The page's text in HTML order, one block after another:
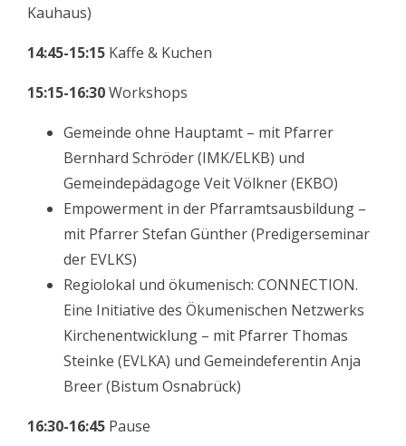
Kauhaus)
14:45-15:15 Kaffe & Kuchen
15:15-16:30Workshops
Gemeinde ohne Hauptamt – mit Pfarrer
Bernhard Schröder (IMK/ELKB) und
Gemeindepädagoge Veit Völkner (EKBO)
Empowerment in der Pfarramtsausbildung –
mit Pfarrer Stefan Günther (Predigerseminar
der EVLKS)
Regiolokal und ökumenisch: CONNECTION.
Eine Initiative des Ökumenischen Netzwerks
Kirchenentwicklung – mit Pfarrer Thomas
Steinke (EVLKA) und Gemeindeferentin Anja
Breer (Bistum Osnabrück)
16:30-16:45 Pause